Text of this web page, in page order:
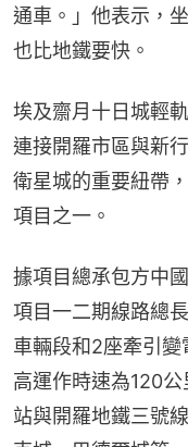
通車。」他表示，
也比地鐵要快。
埃及齋月十日城輕
連接開羅市區與新
衛星城的重要紐帶
項目之一。
據項目總承包方中
項目一二期線路總
車輛段和2座牽引
高運作時速為120
站與開羅地鐵三號